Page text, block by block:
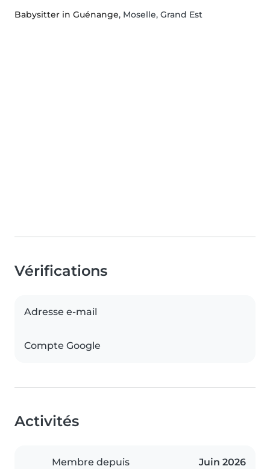
Babysitter in Guénange, Moselle, Grand Est
Vérifications
Adresse e-mail
Compte Google
Activités
Membre depuis Juin 2026